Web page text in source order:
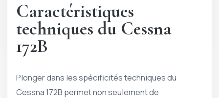
Caractéristiques
techniques du Cessna
172B
Plonger dans les spécificités techniques du
Cessna 172B permet non seulement de